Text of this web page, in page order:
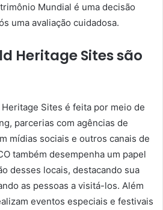
Mundial é uma decisão
uma avaliação cuidadosa.
Heritage Sites são
Sites é feita por meio de
parcerias com agências de
mídias sociais e outros canais de
também desempenha um papel
desses locais, destacando sua
as pessoas a visitá-los. Além
eventos especiais e festivais